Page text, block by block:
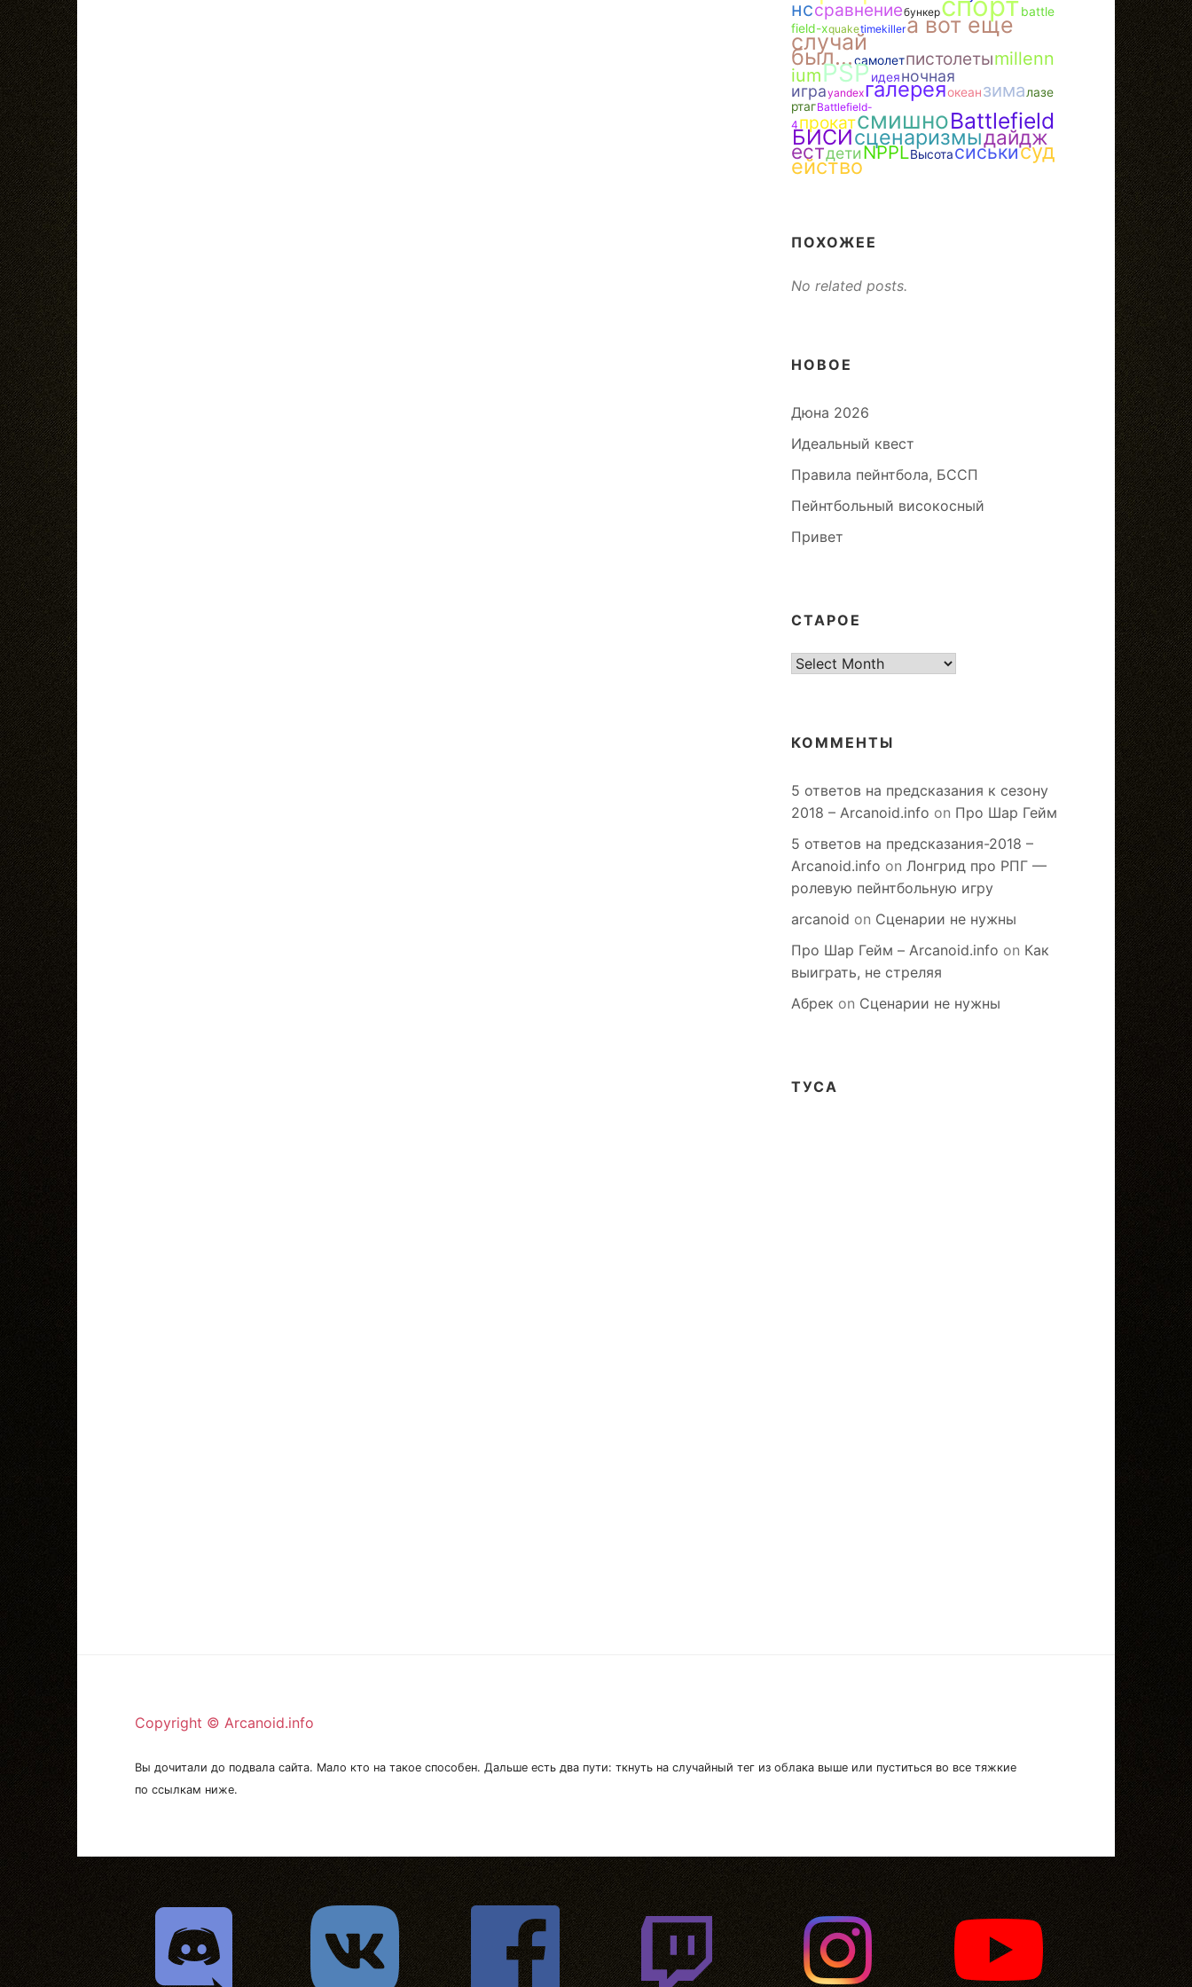
нссравнениебункер
battle
field-xquaketimekillerа вот еще
случай
был...самолетпистолетыmillenn
iumPSPидеяночная
играyandexгалереяокеанзималазе
ртагBattlefield-
4 прокатсмишноBattlefield
БИСИсценаризмыдайдж
естдетиNPPLВысотасиськисуд
ейство
ПОХОЖЕЕ
No related posts.
НОВОЕ
Дюна 2026
Идеальный квест
Правила пейнтбола, БССП
Пейнтбольный високосный
Привет
СТАРОЕ
старое
КОММЕНТЫ
5 ответов на предсказания к сезону
2018 – Arcanoid.info on Про Шар Гейм
5 ответов на предсказания-2018 –
Arcanoid.info on Лонгрид про РПГ —
ролевую пейнтбольную игру
arcanoid on Сценарии не нужны
Про Шар Гейм – Arcanoid.info on Как
выиграть, не стреляя
Абрек on Сценарии не нужны
ТУСА
Copyright © Arcanoid.info
Вы дочитали до подвала сайта. Мало кто на такое способен. Дальше есть два пути: ткнуть на случайный тег из облака выше или пуститься во все тяжкие
по ссылкам ниже.